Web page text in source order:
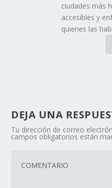
ciudades más
accesibles y
quienes las
DEJA UNA
Tu dirección de correo
campos obligatorios están